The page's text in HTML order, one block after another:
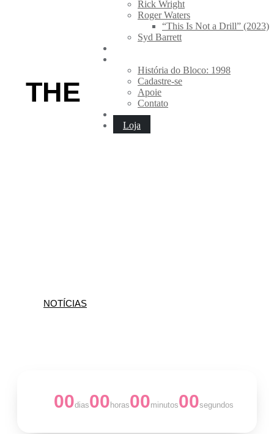
Rick Wright
Roger Waters
“This Is Not a Drill” (2023)
Syd Barrett
História do Bloco: 1998
Cadastre-se
Apoie
Contato
Loja
THE
NOTÍCIAS
00dias00horas00minutos00segundos